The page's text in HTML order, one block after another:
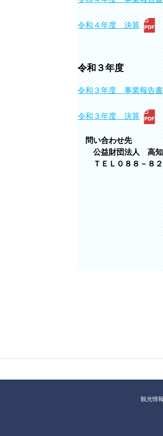
令和４年度 決算
令和３年度
令和３年度 事業報告書
令和３年度 決算
問い合わせ先
公益財団法人 高知
ＴＥＬ０８８－８２
観光情